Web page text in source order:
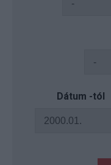
Dátum -tól